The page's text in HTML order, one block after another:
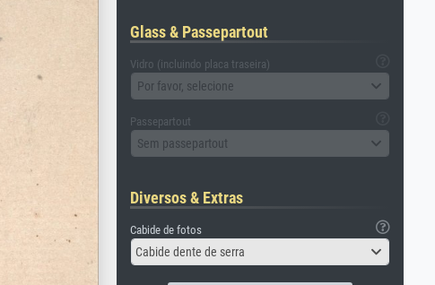
Glass & Passepartout
Vidro (incluindo placa traseira)
Por favor, selecione
Passepartout
Sem passepartout
Diversos & Extras
Cabide de fotos
Cabide dente de serra